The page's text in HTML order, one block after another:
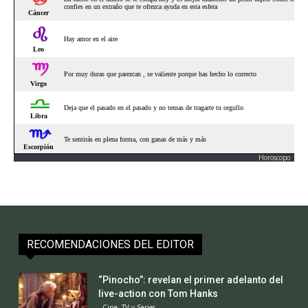
Horoscopo
RECOMENDACIONES DEL EDITOR
“Pinocho”: revelan el primer adelanto del
live-action con Tom Hanks